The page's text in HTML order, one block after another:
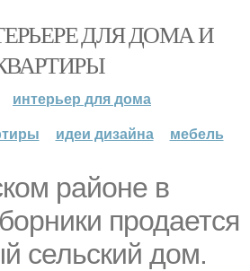
ДЛЯ ДОМА И
интерьер для дома
идеи дизайна мебель
районе в
продается
сельский дом.